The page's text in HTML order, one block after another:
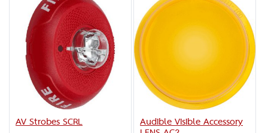
AV Strobes SCRL Audible Visible Accessory